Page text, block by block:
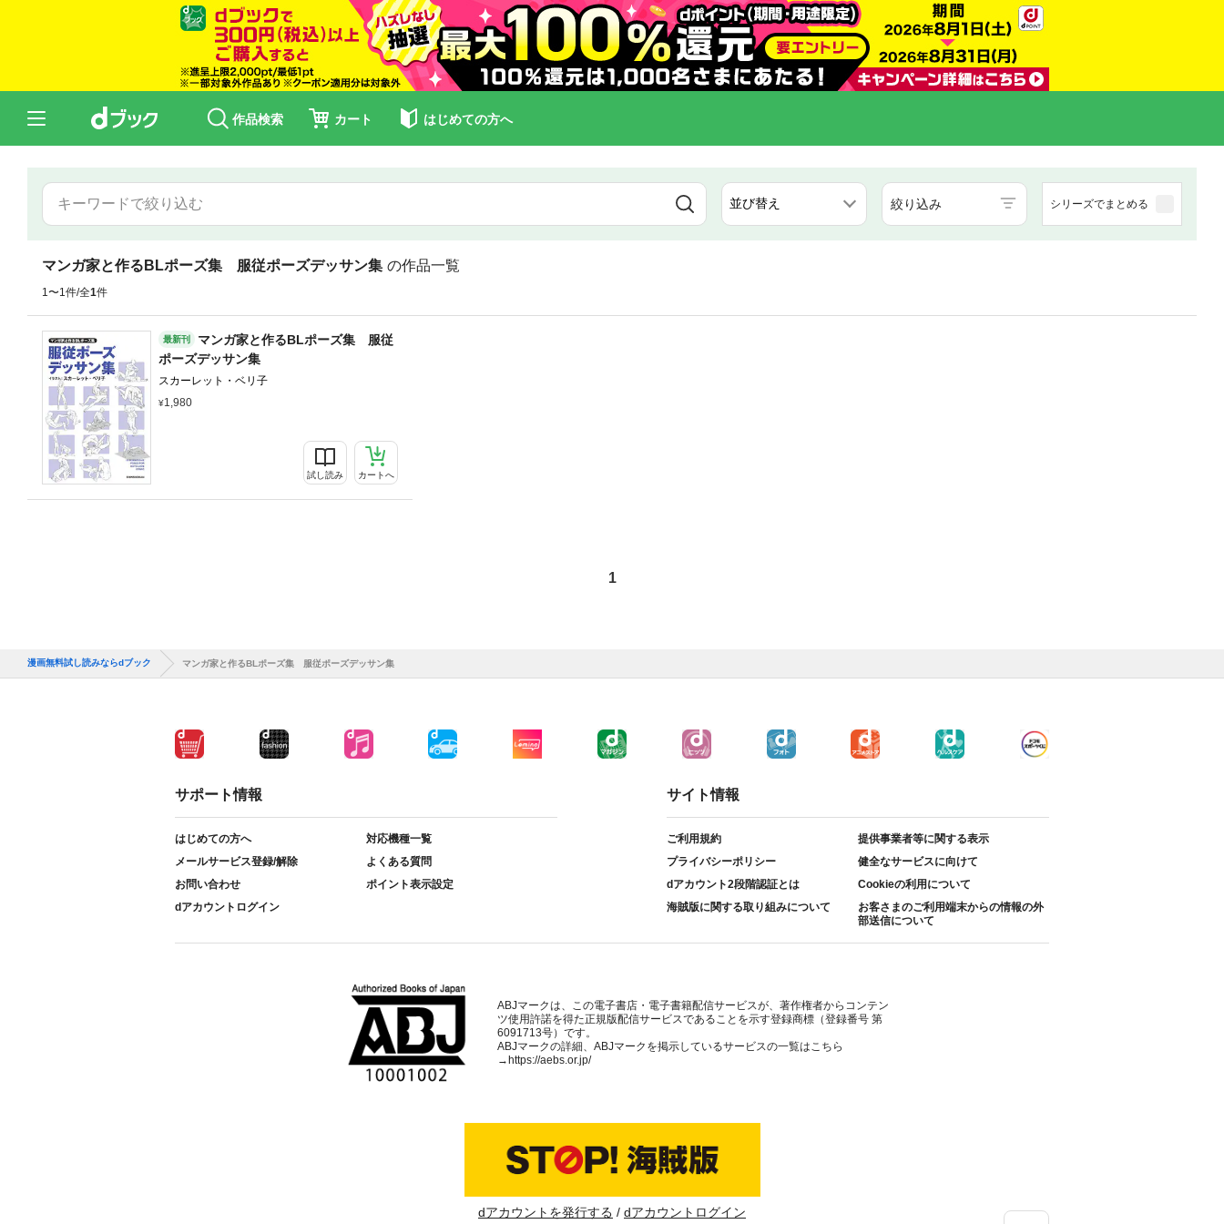
作品検索 カート はじめての方へ
絞り込み シリーズでまとめる
マンガ家と作るBLポーズ集 服従ポーズデッサン集 の作品一覧
1〜1件/全1件
最新刊
マンガ家と作るBLポーズ集 服従
ポーズデッサン集
スカーレット・ベリ子
1,980
試し読み カートへ
1
漫画無料試し読みならdブック マンガ家と作るBLポーズ集 服従ポーズデッサン集
サポート情報
はじめての方へ
対応機種一覧
メールサービス登録/解除
よくある質問
お問い合わせ
ポイント表示設定
dアカウントログイン
サイト情報
ご利用規約
提供事業者等に関する表示
プライバシーポリシー
健全なサービスに向けて
dアカウント2段階認証とは
Cookieの利用について
海賊版に関する取り組みについて
お客さまのご利用端末からの情報の外
部送信について
ABJマークは、この電子書店・電子書籍配信サービスが、著作権者からコンテン
ツ使用許諾を得た正規版配信サービスであることを示す登録商標（登録番号 第
6091713号）です。
ABJマークの詳細、ABJマークを掲示しているサービスの一覧はこちら
→https://aebs.or.jp/
dアカウントを発行する dアカウントログイン